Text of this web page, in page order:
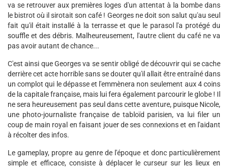
va se retrouver aux premières loges d'un attentat à la bombe dans
le bistrot où il sirotait son café ! Georges ne doit son salut qu'au seul
fait qu'il était installé à la terrasse et que le parasol l'a protégé du
souffle et des débris. Malheureusement, l'autre client du café ne va
pas avoir autant de chance...
C'est ainsi que Georges va se sentir obligé de découvrir qui se cache
derrière cet acte horrible sans se douter qu'il allait être entraîné dans
un complot qui le dépasse et l'emmènera non seulement aux 4 coins
de la capitale française, mais lui fera également parcourir le globe ! Il
ne sera heureusement pas seul dans cette aventure, puisque Nicole,
une photo-journaliste française de tabloïd parisien, va lui filer un
coup de main royal en faisant jouer de ses connexions et en l'aidant
à récolter des infos.
Le gameplay, propre au genre de l'époque et donc particulièrement
simple et efficace, consiste à déplacer le curseur sur les lieux en